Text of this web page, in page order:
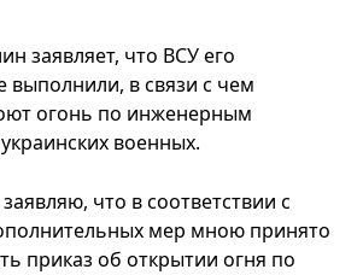
заявляет, что ВСУ его
выполнили, в связи с чем
огонь по инженерным
военных.
что в соответствии с
мер мною принято
приказ об открытии огня по